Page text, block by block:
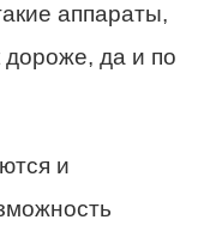
аппараты,
дороже, да и по
и